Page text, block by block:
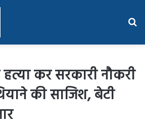
कर सरकारी नौकरी
की साजिश, बेटी